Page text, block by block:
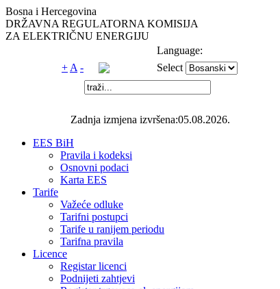
Bosna i Hercegovina
DRŽAVNA REGULATORNA KOMISIJA
ZA ELEKTRIČNU ENERGIJU
Language:
+ A - Select
Zadnja izmjena izvršena:05.08.2026.
EES BiH
Pravila i kodeksi
Osnovni podaci
Karta EES
Tarife
Važeće odluke
Tarifni postupci
Tarife u ranijem periodu
Tarifna pravila
Licence
Registar licenci
Podnijeti zahtjevi